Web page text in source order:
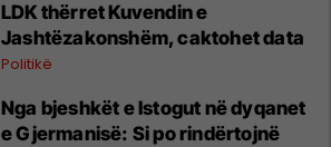
LDK thërret Kuvendin e
Jashtëzakonshëm, caktohet data
Politikë
Nga bjeshkët e Istogut në dyqanet
e Gjermanisë: Si po rindërtojnë